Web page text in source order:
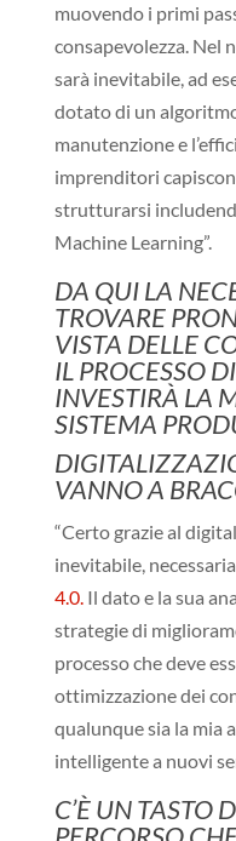
muovendo i primi
consapevolezza. Nel
sarà inevitabile, ad
dotato di un
manutenzione e
imprenditori
strutturarsi
Machine Learning”.
DA QUI LA
TROVARE
VISTA DELLE
IL PROCESSO
INVESTIRÀ LA
SISTEMA
VANNO A
“Certo grazie al
inevitabile,
4.0.Il dato e la sua
strategie di
processo che deve
ottimizzazione dei
qualunque sia la mia
intelligente a nuovi
C’È UN TASTO